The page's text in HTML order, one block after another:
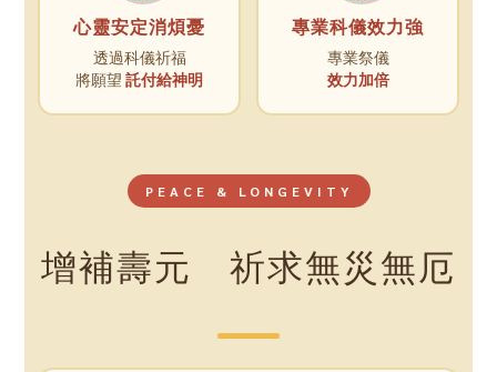
心靈安定消煩憂
透過科儀祈福
將願望 託付給神明
專業科儀效力強
專業祭儀
效力加倍
PEACE & LONGEVITY
增補壽元 祈求無災無厄